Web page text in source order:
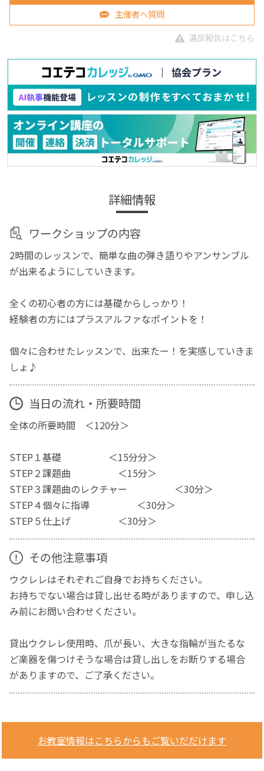
主催者へ質問
違反報告はこちら
詳細情報
ワークショップの内容
2時間のレッスンで、簡単な曲の弾き語りやアンサンブル
が出来るようにしていきます。
全くの初心者の方には基礎からしっかり！
経験者の方にはプラスアルファなポイントを！
個々に合わせたレッスンで、出来たー！を実感していきま
しょ♪
当日の流れ・所要時間
全体の所要時間 ＜120分＞
STEP１基礎 ＜15分分＞
STEP２課題曲 ＜15分＞
STEP３課題曲のレクチャー ＜30分＞
STEP４個々に指導 ＜30分＞
STEP５仕上げ ＜30分＞
その他注意事項
ウクレレはそれぞれご自身でお持ちください。
お持ちでない場合は貸し出せる時がありますので、申し込
み前にお問い合わせください。
貸出ウクレレ使用時、爪が長い、大きな指輪が当たるな
ど楽器を傷つけそうな場合は貸し出しをお断りする場合
がありますので、ご了承ください。
お教室情報はこちらからもご覧いだだけます